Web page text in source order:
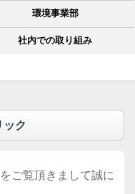
環境事業部
社内での取り組み
ック
ご覧頂きまして誠に